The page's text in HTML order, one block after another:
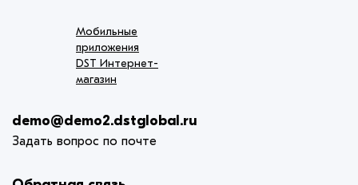
Мобильные
приложения
DST Интернет-
магазин
demo@demo2.dstglobal.ru
Задать вопрос по почте